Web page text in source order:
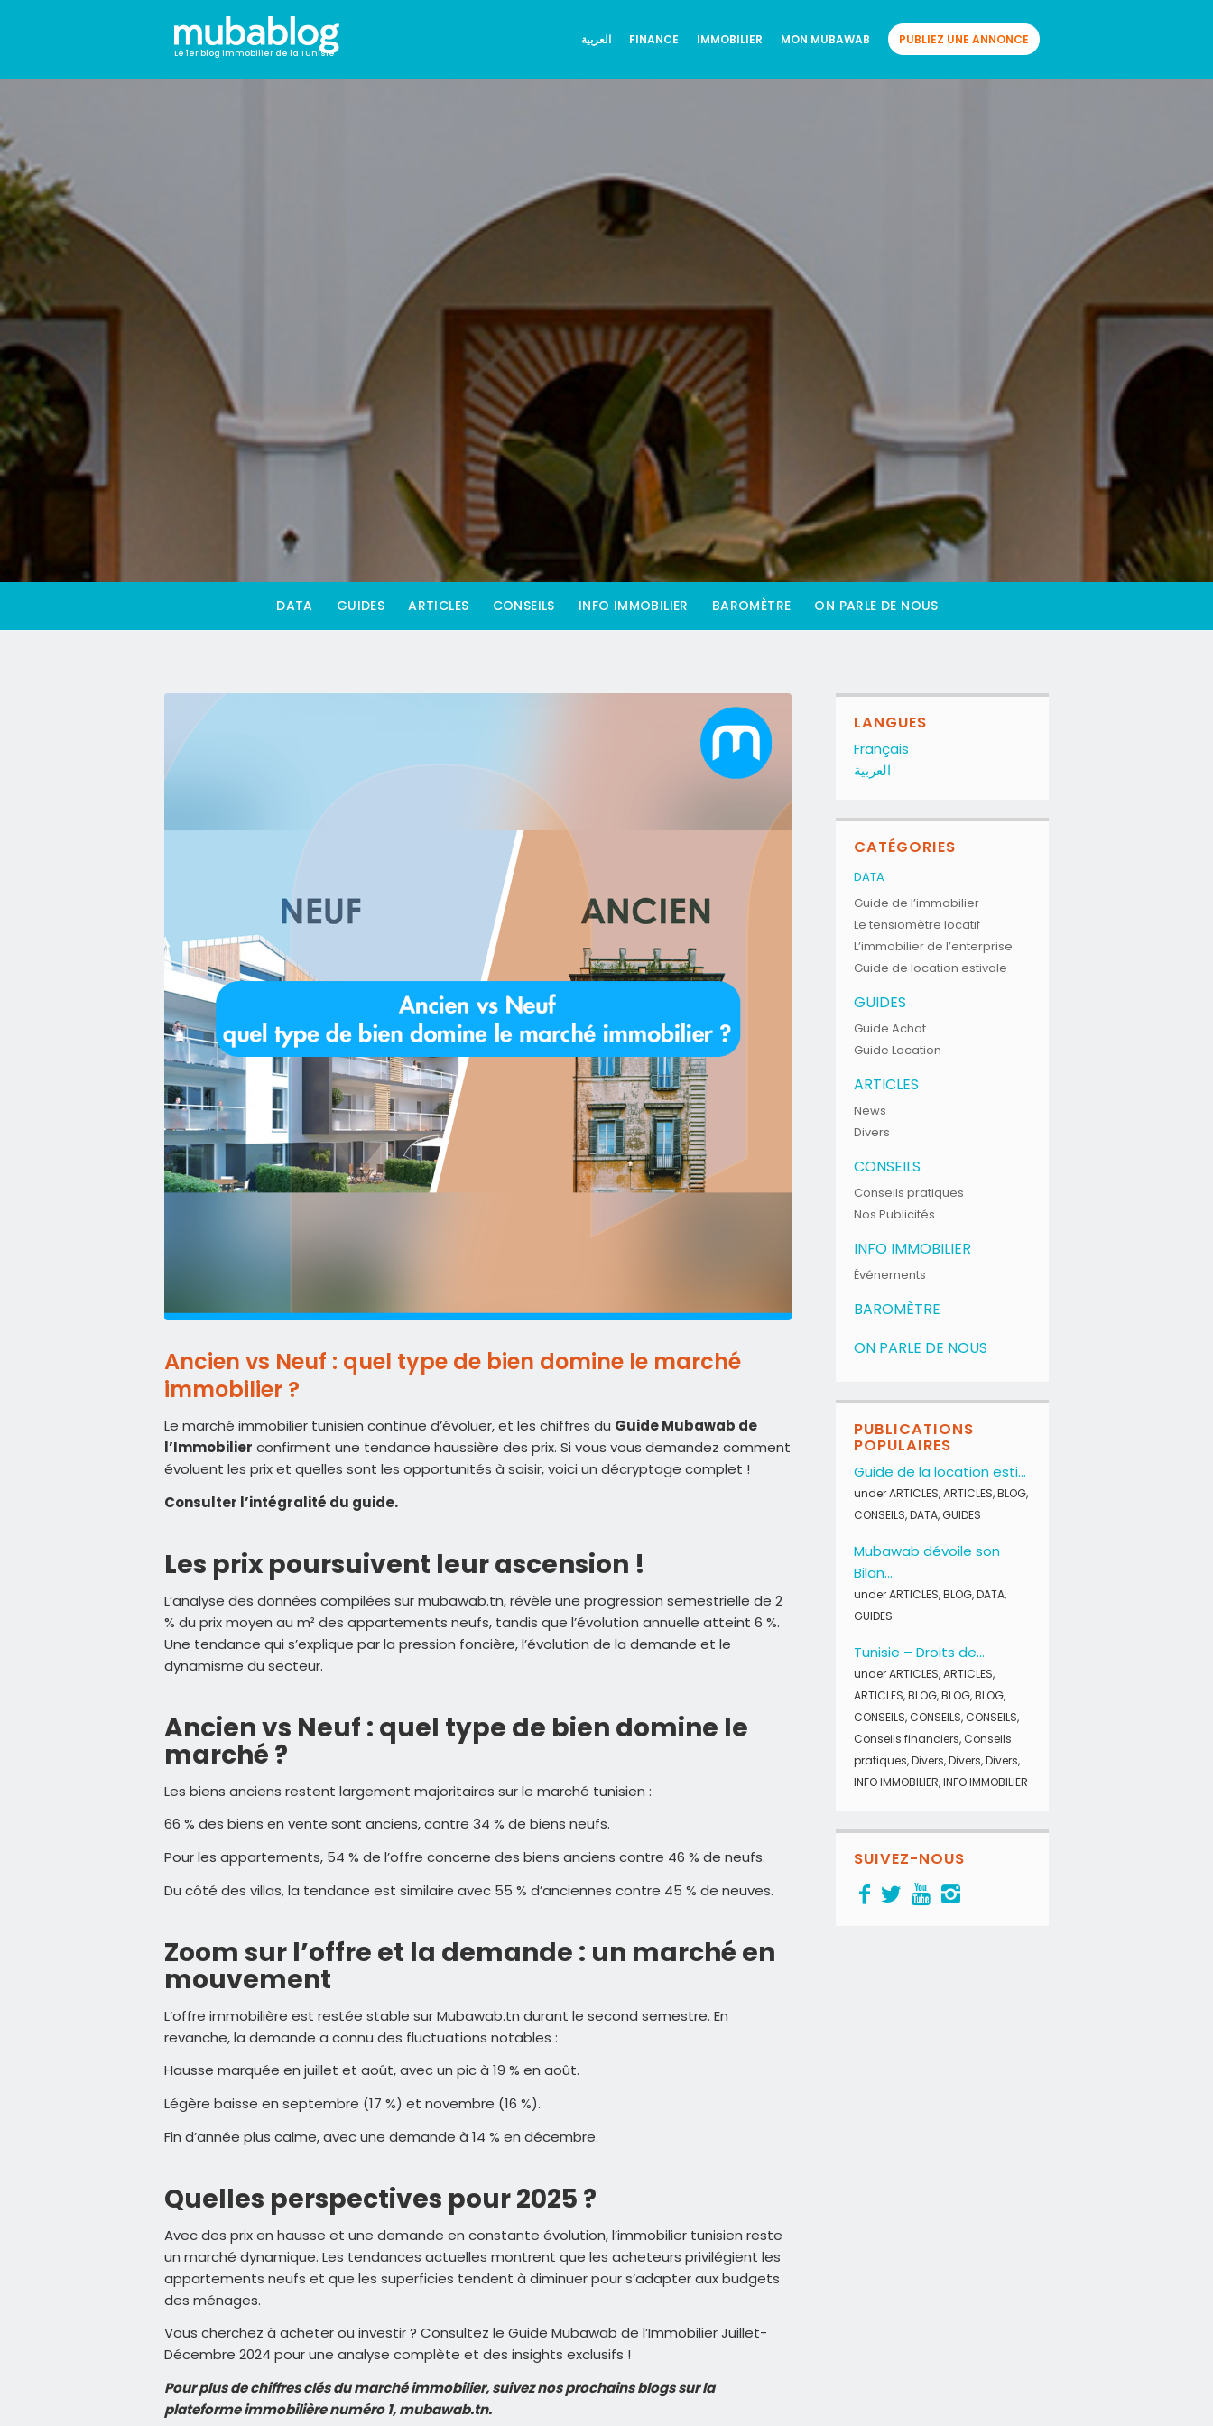
Le 1er blog immobilier de la Tunisie
العربية FINANCE IMMOBILIER MON MUBAWAB PUBLIEZ UNE ANNONCE
DATA GUIDES ARTICLES CONSEILS INFO IMMOBILIER BAROMÈTRE ON PARLE DE NOUS
Ancien vs Neuf : quel type de bien domine le marché
immobilier ?
Le marché immobilier tunisien continue d’évoluer, et les chiffres du Guide Mubawab de
l’Immobilier confirment une tendance haussière des prix. Si vous vous demandez comment
évoluent les prix et quelles sont les opportunités à saisir, voici un décryptage complet !
Consulter l’intégralité du guide.
Les prix poursuivent leur ascension !
L’analyse des données compilées sur mubawab.tn, révèle une progression semestrielle de 2
% du prix moyen au m² des appartements neufs, tandis que l’évolution annuelle atteint 6 %.
Une tendance qui s’explique par la pression foncière, l’évolution de la demande et le
dynamisme du secteur.
Ancien vs Neuf : quel type de bien domine le
marché ?
Les biens anciens restent largement majoritaires sur le marché tunisien :
66 % des biens en vente sont anciens, contre 34 % de biens neufs.
Pour les appartements, 54 % de l’offre concerne des biens anciens contre 46 % de neufs.
Du côté des villas, la tendance est similaire avec 55 % d’anciennes contre 45 % de neuves.
Zoom sur l’offre et la demande : un marché en
mouvement
L’offre immobilière est restée stable sur Mubawab.tn durant le second semestre. En
revanche, la demande a connu des fluctuations notables :
Hausse marquée en juillet et août, avec un pic à 19 % en août.
Légère baisse en septembre (17 %) et novembre (16 %).
Fin d’année plus calme, avec une demande à 14 % en décembre.
Quelles perspectives pour 2025 ?
Avec des prix en hausse et une demande en constante évolution, l’immobilier tunisien reste
un marché dynamique. Les tendances actuelles montrent que les acheteurs privilégient les
appartements neufs et que les superficies tendent à diminuer pour s’adapter aux budgets
des ménages.
Vous cherchez à acheter ou investir ? Consultez le Guide Mubawab de l’Immobilier Juillet-
Décembre 2024 pour une analyse complète et des insights exclusifs !
Pour plus de chiffres clés du marché immobilier, suivez nos prochains blogs sur la
plateforme immobilière numéro 1, mubawab.tn.
LANGUES
Français
العربية
CATÉGORIES
DATA
Guide de l’immobilier
Le tensiomètre locatif
L’immobilier de l’enterprise
Guide de location estivale
GUIDES
Guide Achat
Guide Location
ARTICLES
News
Divers
CONSEILS
Conseils pratiques
Nos Publicités
INFO IMMOBILIER
Événements
BAROMÈTRE
ON PARLE DE NOUS
PUBLICATIONS
POPULAIRES
Guide de la location esti...
underARTICLES,ARTICLES,BLOG,
CONSEILS,DATA,GUIDES
Mubawab dévoile son
Bilan...
underARTICLES,BLOG,DATA,
GUIDES
Tunisie – Droits de...
underARTICLES,ARTICLES,
ARTICLES,BLOG,BLOG,BLOG,
CONSEILS,CONSEILS,CONSEILS,
Conseils financiers,Conseils
pratiques,Divers,Divers,Divers,
INFO IMMOBILIER,INFO IMMOBILIER
SUIVEZ-NOUS